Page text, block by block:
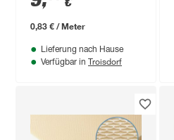
0,83 € / Meter
Lieferung nach Hause
Verfügbar in Troisdorf